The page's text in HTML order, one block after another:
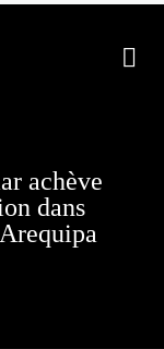
achève
dans